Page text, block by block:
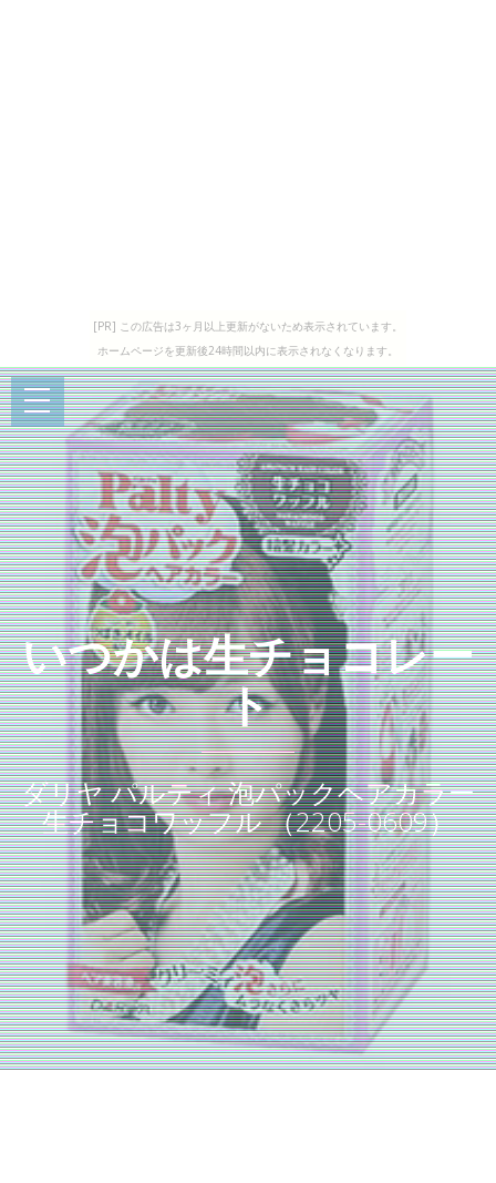
[PR] この広告は3ヶ月以上更新がないため表示されています。
ホームページを更新後24時間以内に表示されなくなります。
いつかは生チョコレー
ト
ダリヤ パルティ 泡パックヘアカラー
生チョコワッフル （2205-0609）